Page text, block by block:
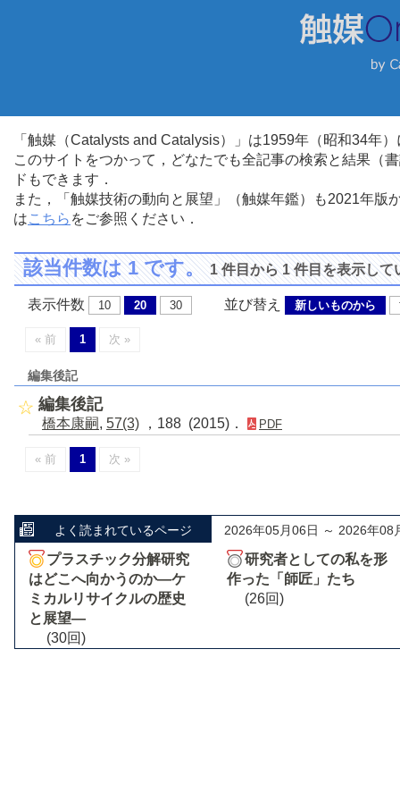
「触媒（Catalysts and Catalysis）」は1959年（昭和34年
このサイトをつかって，どなたでも全記事の検索と結果（
ドもできます．
また，「触媒技術の動向と展望」（触媒年鑑）も2021年
はこちら をご参照ください．
該当件数は 1 です。1 件目から 1 件目を表示して
表示件数 10 20 30 並び替え 新しいものから
« 前 1 次 »
編集後記
編集後記
橋本康嗣, 57(3) ，188 (2015)． PDF
« 前 1 次 »
よく読まれているページ 2026年05月06日 ～ 2026年08
プラスチック分解研究
はどこへ向かうのか―ケ
ミカルリサイクルの歴史
と展望―
(30回)
研究者としての私を形
作った「師匠」たち
(26回)